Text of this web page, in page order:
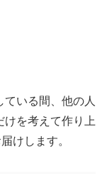
ている間、他の人
けを考えて作り上
けします。